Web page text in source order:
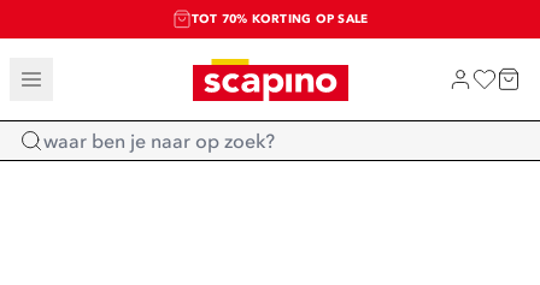
TOT 70% KORTING OP SALE
SALE: LAATSTE KANS!
SHOP NIEUW
Home